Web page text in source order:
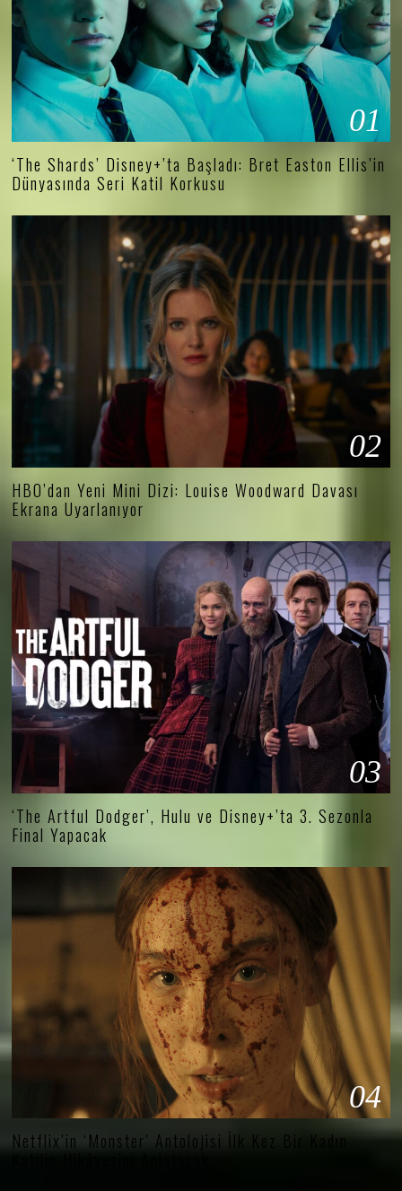
01
‘The Shards’ Disney+’ta Başladı: Bret Easton Ellis’in
Dünyasında Seri Katil Korkusu
02
HBO’dan Yeni Mini Dizi: Louise Woodward Davası
Ekrana Uyarlanıyor
03
‘The Artful Dodger’, Hulu ve Disney+’ta 3. Sezonla
Final Yapacak
04
Netflix’in ‘Monster’ Antolojisi İlk Kez Bir Kadın